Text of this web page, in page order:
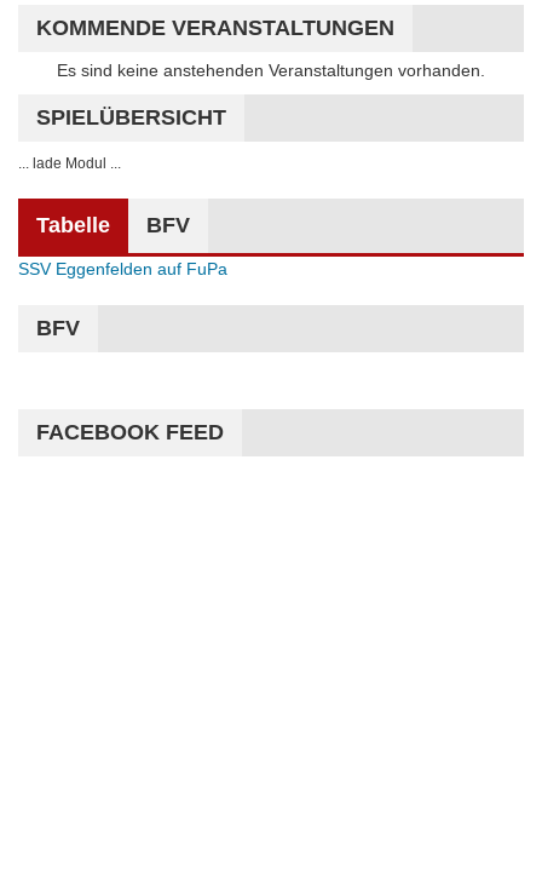
KOMMENDE VERANSTALTUNGEN
Hinweis
Es sind keine anstehenden Veranstaltungen vorhanden.
SPIELÜBERSICHT
... lade Modul ...
Tabelle BFV
SSV Eggenfelden auf FuPa
BFV
FACEBOOK FEED